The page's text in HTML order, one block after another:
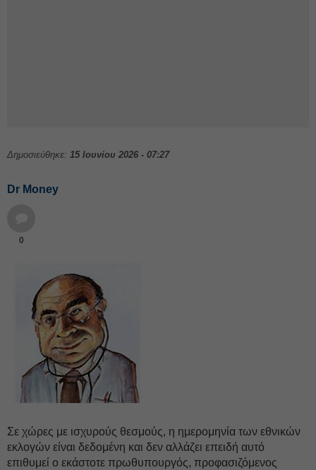
Δημοσιεύθηκε: 15 Ιουνίου 2026 - 07:27
Dr Money
0
Σε χώρες με ισχυρούς θεσμούς, η ημερομηνία των εθνικών
εκλογών είναι δεδομένη και δεν αλλάζει επειδή αυτό
επιθυμεί ο εκάστοτε πρωθυπουργός, προφασιζόμενος